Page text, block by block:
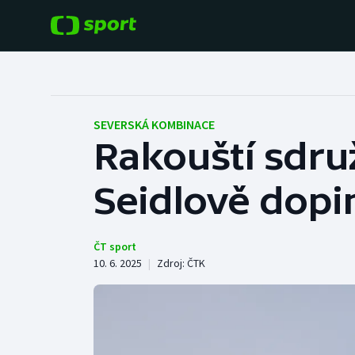
Hokej
Tenis
Cyklistika
Baseball a softbal
Basketbal
Boby a skeleton
SEVERSKÁ KOMBINACE
Rakouští
Seidlově
ČT sport
10. 6. 2025 | Zdroj: ČTK